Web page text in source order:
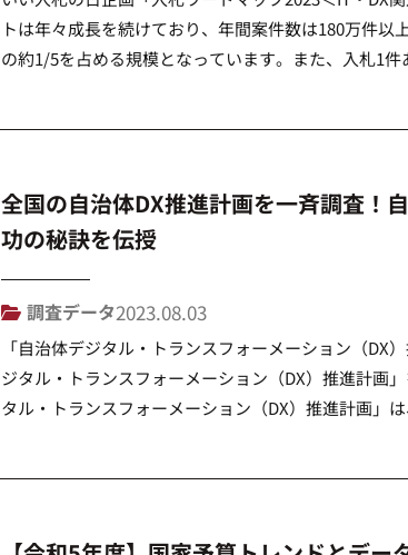
トは年々成長を続けており、年間案件数は180万件
の約1/5を占める規模となっています。また、入札1
全国の自治体DX推進計画を一斉調査！
功の秘訣を伝授
調査データ2023.08.03
「自治体デジタル・トランスフォーメーション（DX
ジタル・トランスフォーメーション（DX）推進計画
タル・トランスフォーメーション（DX）推進計画」